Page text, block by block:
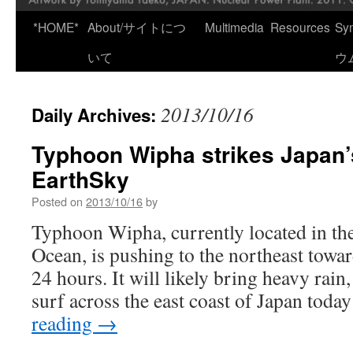
*HOME* About/サイトにつ
いて
Multimedia Resources
ウ
Daily Archives: 2013/10/16
Typhoon Wipha strikes
EarthSky
Posted on 2013/10/16by
Typhoon Wipha, currently located in
Ocean, is pushing to the northeast
24 hours. It will likely bring heavy
surf across the east coast of Japan
reading →